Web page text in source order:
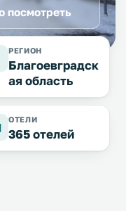
посмотреть
РЕГИОН
Благоевградск
ая область
ОТЕЛИ
365 отелей